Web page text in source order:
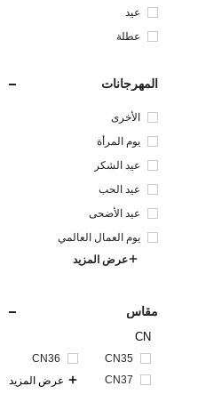
عيد
عطلة
المهرجانات
الأخرى
يوم المرأة
عيد الشكر
عيد الحب
عيد الأضحى
يوم العمال العالمي
عرض المزيد
مقاس
CN
CN35
CN36
CN37
عرض المزيد